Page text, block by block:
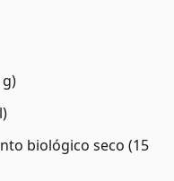
biológico seco (15